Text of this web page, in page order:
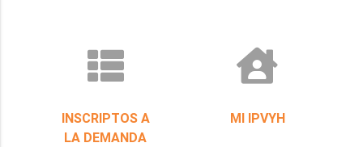
INSCRIPTOS A
LA DEMANDA
MI IPVYH